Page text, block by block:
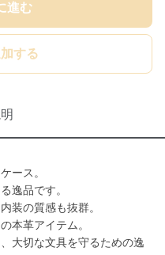
進む
する
ース。
逸品です。
装の質感も抜群。
本革アイテム。
大切な文具を守るための逸